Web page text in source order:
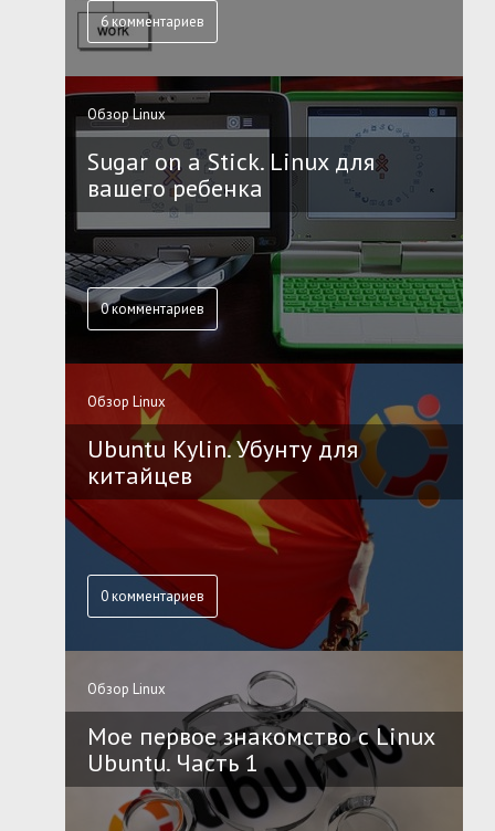
6 комментариев
Обзор Linux
Sugar on a Stick. Linux для
вашего ребенка
0 комментариев
Обзор Linux
Ubuntu Kylin. Убунту для
китайцев
0 комментариев
Обзор Linux
Мое первое знакомство с Linux
Ubuntu. Часть 1